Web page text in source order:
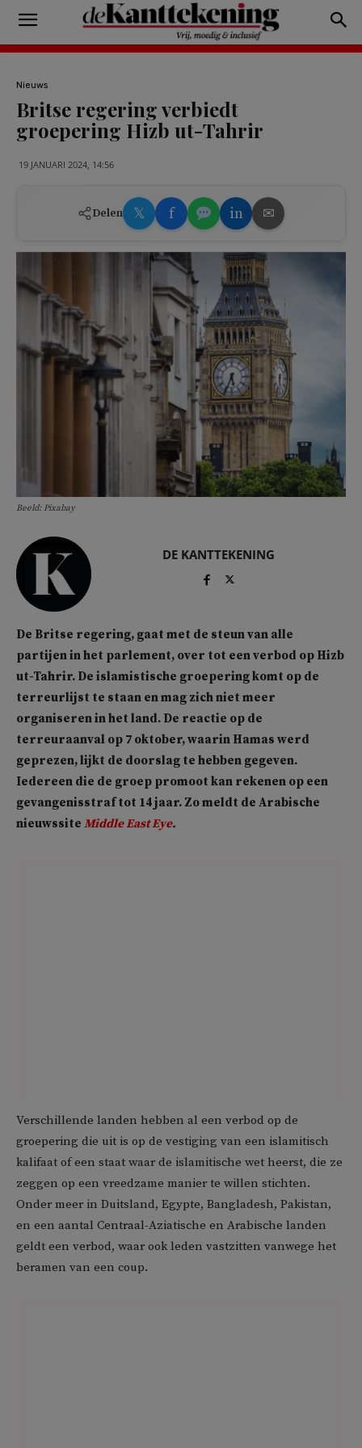
Nieuws
Britse regering verbiedt
groepering Hizb ut-Tahrir
19 JANUARI 2024, 14:56
Delen 𝕏 f in ✉
Beeld: Pixabay
DE KANTTEKENING
De Britse regering, gaat met de steun van alle
partijen in het parlement, over tot een verbod op Hizb
ut-Tahrir. De islamistische groepering komt op de
terreurlijst te staan en mag zich niet meer
organiseren in het land. De reactie op de
terreuraanval op 7 oktober, waarin Hamas werd
geprezen, lijkt de doorslag te hebben gegeven.
Iedereen die de groep promoot kan rekenen op een
gevangenisstraf tot 14 jaar. Zo meldt de Arabische
nieuwssite Middle East Eye.
Verschillende landen hebben al een verbod op de
groepering die uit is op de vestiging van een islamitisch
kalifaat of een staat waar de islamitische wet heerst, die ze
zeggen op een vreedzame manier te willen stichten.
Onder meer in Duitsland, Egypte, Bangladesh, Pakistan,
en een aantal Centraal-Aziatische en Arabische landen
geldt een verbod, waar ook leden vastzitten vanwege het
beramen van een coup.